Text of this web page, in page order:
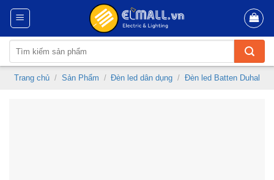
Skip
content
kiếm:
Trang chủ / Sản Phẩm / Đèn led dân dụng / Đèn led Batten Duhal